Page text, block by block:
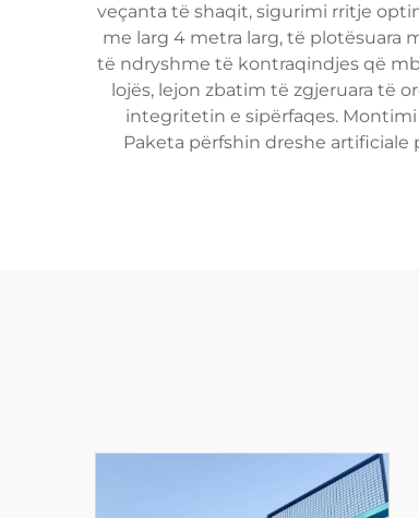
veçanta të shaqit, sigurimi rritje
me larg 4 metra larg, të plotësuara
të ndryshme të kontraqindjes që
lojës, lejon zbatim të zgjeruara të
integritetin e sipërfaqes.
Paketa përfshin dreshe